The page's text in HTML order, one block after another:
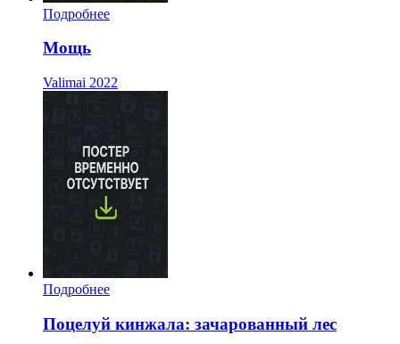
Подробнее
Мощь
Valimai 2022
Подробнее
Поцелуй кинжала: зачарованный лес